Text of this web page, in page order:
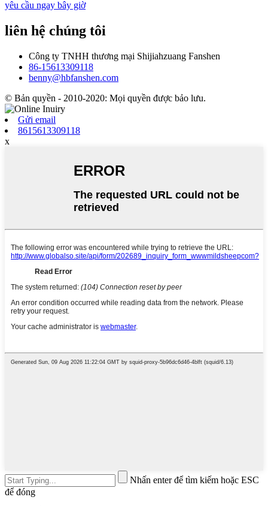
yêu cầu ngay bây giờ
liên hệ chúng tôi
Công ty TNHH thương mại Shijiahzuang Fanshen
86-15613309118
benny@hbfanshen.com
© Bản quyền - 2010-2020: Mọi quyền được bảo lưu.
Gửi email
8615613309118
x
Nhấn enter để tìm kiếm hoặc ESC
để đóng